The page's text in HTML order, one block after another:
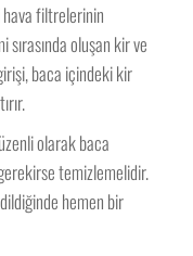
filtrelerinin
oluşan kir ve
baca içindeki kir
olarak baca
temizlemelidir.
hemen bir